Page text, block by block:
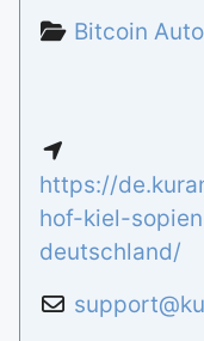
Bitcoin
https://
hof-kiel-
deutschland/
support@